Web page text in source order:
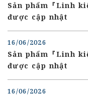
Sản phẩm『Linh
được cập nhật
16/06/2026
Sản phẩm『Linh
được cập nhật
16/06/2026